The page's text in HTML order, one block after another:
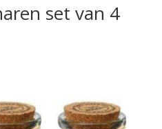
set van 4